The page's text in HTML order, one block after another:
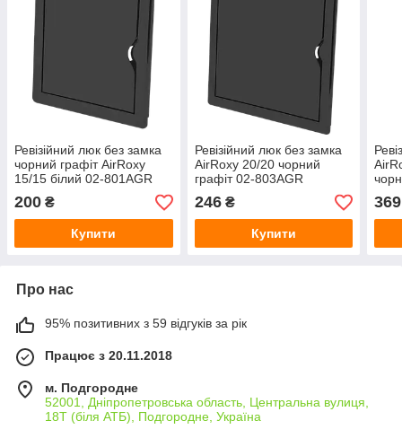
Ревізійний люк без замка
чорний графіт АirRoxy
15/15 білий 02-801AGR
200 ₴
Купити
Ревізійний люк без замка
AirRoxy 20/20 чорний
графіт 02-803AGR
246₴
Купити
369
Про нас
95% позитивних з 59 відгуків за рік
Працює з 20.11.2018
м. Подгородне
52001, Дніпропетровська область, Центральна вулиця,
18Т (біля АТБ), Подгородне, Україна